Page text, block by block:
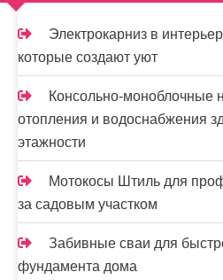
м
Электрокарниз в
которые создают уют
Консольно-моноблочные
отопления и водоснабжения
этажности
Мотокосы Штиль для
за садовым участком
Забивные сваи для
фундамента дома